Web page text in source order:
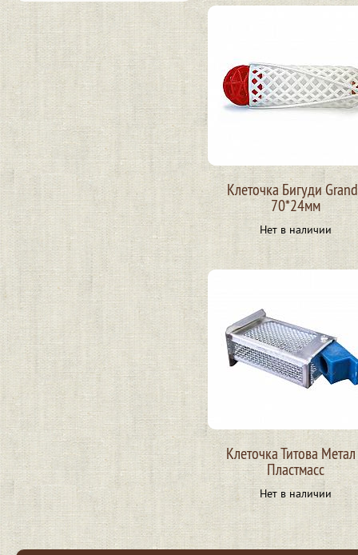
Клеточка Бигуди
70*24мм
Нет в наличии
Клеточка Титова
Пластмасс
Нет в наличии